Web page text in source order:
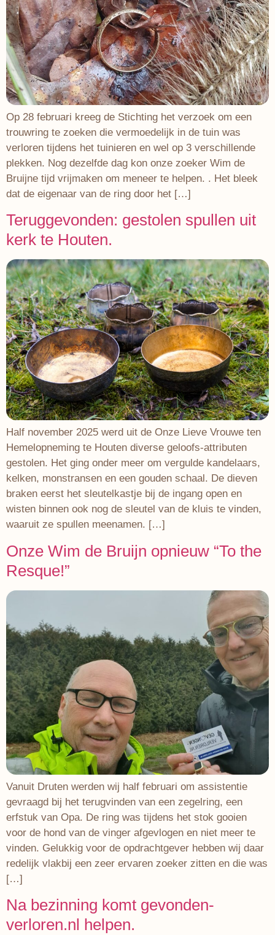
Op 28 februari kreeg de Stichting het verzoek om een
trouwring te zoeken die vermoedelijk in de tuin was
verloren tijdens het tuinieren en wel op 3 verschillende
plekken. Nog dezelfde dag kon onze zoeker Wim de
Bruijne tijd vrijmaken om meneer te helpen. . Het bleek
dat de eigenaar van de ring door het […]
Teruggevonden: gestolen spullen uit
kerk te Houten.
Half november 2025 werd uit de Onze Lieve Vrouwe ten
Hemelopneming te Houten diverse geloofs-attributen
gestolen. Het ging onder meer om vergulde kandelaars,
kelken, monstransen en een gouden schaal. De dieven
braken eerst het sleutelkastje bij de ingang open en
wisten binnen ook nog de sleutel van de kluis te vinden,
waaruit ze spullen meenamen. […]
Onze Wim de Bruijn opnieuw “To the
Resque!”
Vanuit Druten werden wij half februari om assistentie
gevraagd bij het terugvinden van een zegelring, een
erfstuk van Opa. De ring was tijdens het stok gooien
voor de hond van de vinger afgevlogen en niet meer te
vinden. Gelukkig voor de opdrachtgever hebben wij daar
redelijk vlakbij een zeer ervaren zoeker zitten en die was
[…]
Na bezinning komt gevonden-
verloren.nl helpen.